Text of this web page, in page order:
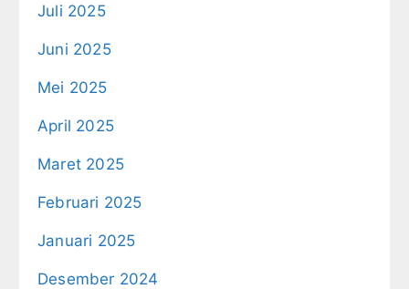
Juli 2025
Juni 2025
Mei 2025
April 2025
Maret 2025
Februari 2025
Januari 2025
Desember 2024